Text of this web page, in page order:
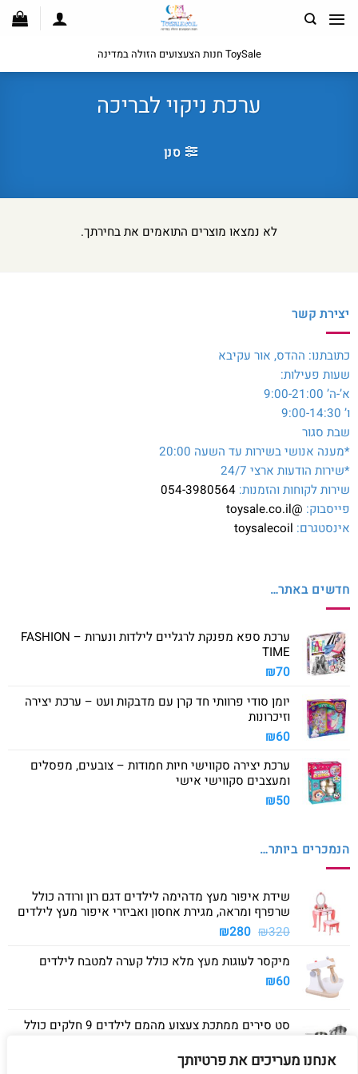
אנחנו מעריכים את פרטיותך
לתוכן
ToySale חנות הצעצועים הזולה במדינה
ערכת ניקוי לבריכה
סנן
לא נמצאו מוצרים התואמים את בחירתך.
יצירת קשר
כתובתנו: ההדס, אור עקיבא
שעות פעילות:
א’-ה’ 9:00-21:00
ו’ 9:00-14:30
שבת סגור
*מענה אנושי בשירות עד השעה 20:00
*שירות הודעות ארצי 24/7
שירות לקוחות והזמנות: 054-3980564
פייסבוק: @toysale.co.il
אינסטגרם: toysalecoil
חדשים באתר…
ערכת ספא מפנקת לרגליים לילדות ונערות – FASHION
TIME
₪70
יומן סודי פרוותי חד קרן עם מדבקות ועט – ערכת יצירה
וזיכרונות
₪60
ערכת יצירה סקווישי חיות חמודות – צובעים, מפסלים
ומעצבים סקווישי אישי
₪50
הנמכרים ביותר…
שידת איפור מעץ מדהימה לילדים דגם רון ורודה כולל
שרפרף ומראה, מגירת אחסון ואביזרי איפור מעץ לילדים
₪320
המחיר
היה:
₪280 המחיר
הוא:
מיקסר לעוגות מעץ מלא כולל קערה למטבח לילדים
₪60
סט סירים ממתכת צעצוע מהמם לילדים 9 חלקים כולל
₪40